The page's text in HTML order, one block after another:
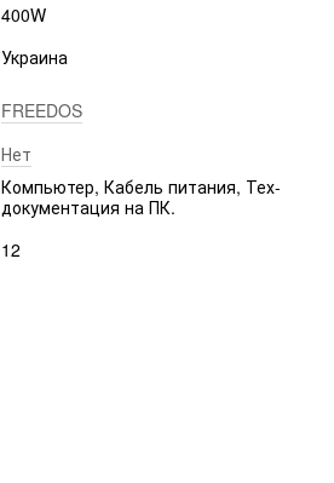
400W
Украина
FREEDOS
Нет
Компьютер, Кабель питания, Тех-
документация на ПК.
12